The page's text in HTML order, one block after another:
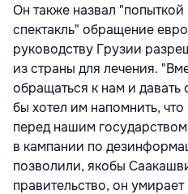
Он также назвал
спектакль" обращение
руководству Грузии
из страны для лечения.
обращаться к нам и давать
бы хотел им напомнить,
перед нашим
в кампании по
позволили, якобы
правительство, он